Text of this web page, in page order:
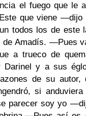
el fuego que le
que viene —dijo
todos los de este
Amadís. —Pues
a trueco de
Darinel y a sus
de su autor,
si
parecer soy yo